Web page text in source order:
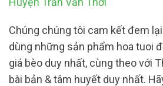
Chúng chúng tôi cam kết đem
dùng những sản phẩm hoa tuoi
giá bèo duy nhất, cùng theo với
bài bản & tâm huyết duy nhất.